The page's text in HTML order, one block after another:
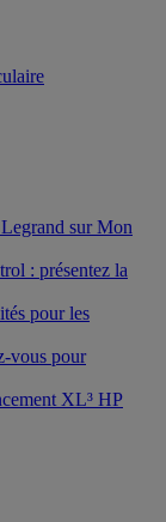
sur Mon
: présentez la
pour les
vous pour
XL³ HP